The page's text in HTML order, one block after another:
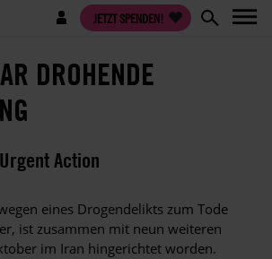
JETZT SPENDEN!
DROHENDE
Action
eines Drogendelikts zum Tode
ist zusammen mit neun weiteren
im Iran hingerichtet worden.